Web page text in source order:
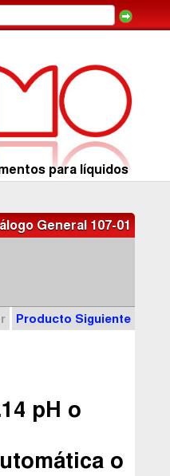
para líquidos
General 107-01
Producto Siguiente
pH o
o